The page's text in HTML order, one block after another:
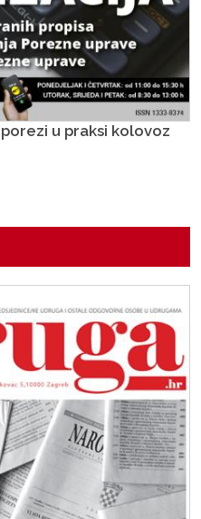
u praksi kolovoz